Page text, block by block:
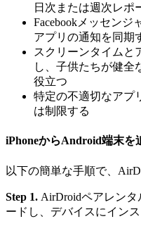
日次または週次レポ
Facebookメッセンジ
アプリの通知を同期
スクリーンタイムと
し、子供たちが健全
役立つ
特定の不適切なアプ
は制限する
iPhoneからAndroid端末を
以下の簡単な手順で、
Step 1. AirDroidペアレン
ードし、デバイスにイン